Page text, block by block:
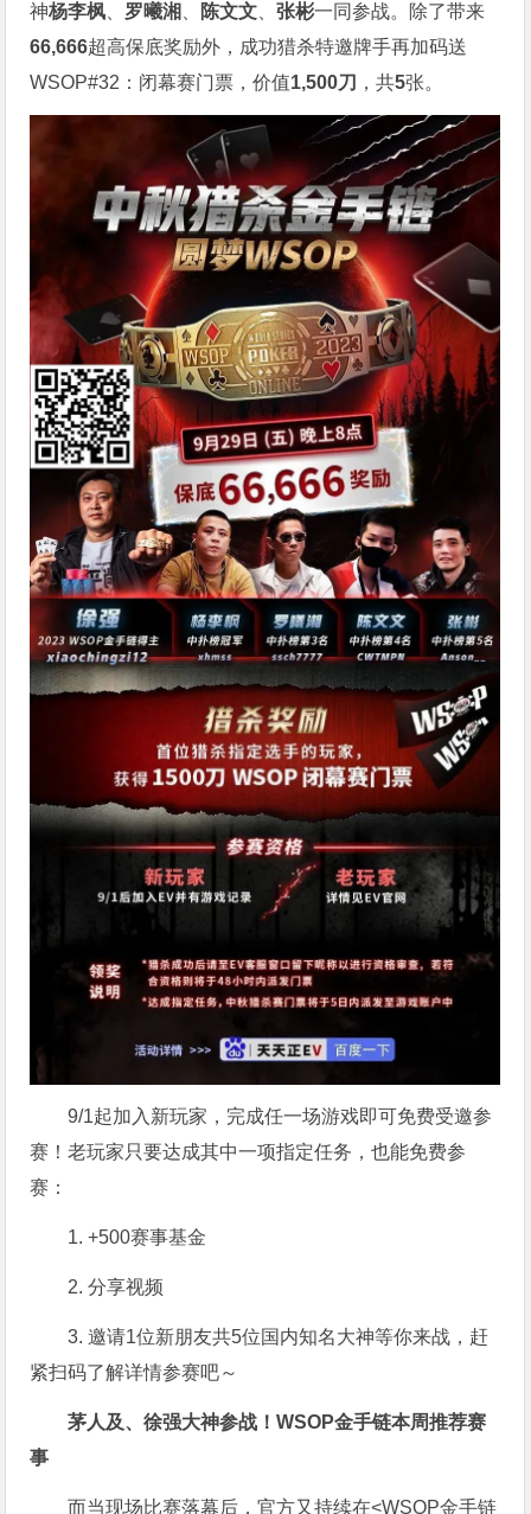
神杨李枫 罗曦湘 陈文文 、张彬一同参战。除了带来
66,666超高保底奖励外，成功猎杀特邀牌手再加码送
WSOP#32：闭幕赛门票，价值1,500刀 ，共5张。
9/1起加入新玩家，完成任一场游戏即可免费受邀参
赛！老玩家只要达成其中一项指定任务，也能免费参
赛：
1. +500赛事基金
2. 分享视频
3. 邀请1位新朋友共5位国内知名大神等你来战，赶
紧扫码了解详情参赛吧～
茅人及、徐强大神参战！WSOP金手链本周推荐赛
事
而当现场比赛落幕后，官方又持续在<WSOP金手链